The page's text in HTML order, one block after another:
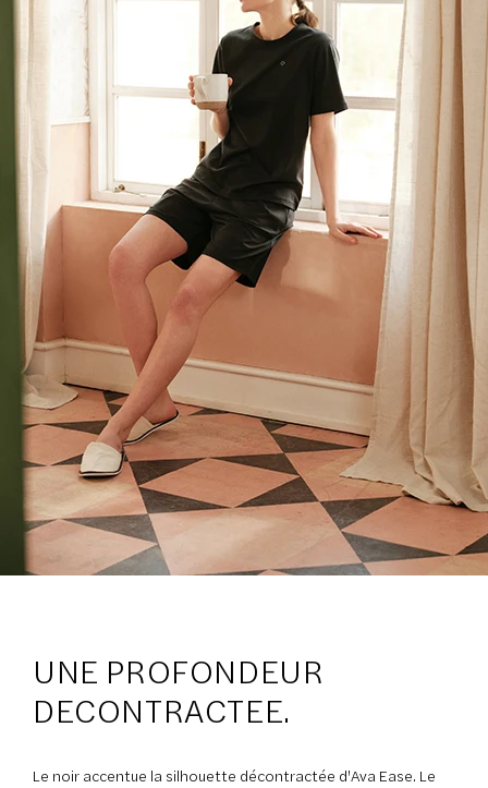
UNE PROFONDEUR
DECONTRACTEE.
Le noir accentue la silhouette décontractée d'Ava Ease. Le